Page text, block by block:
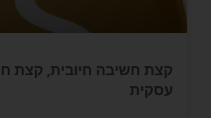
קצת חשיבה חיובית, קצת
עסקית